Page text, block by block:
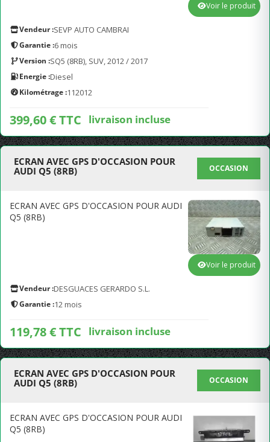
Vendeur :SEVP AUTO CAMBRAI
Garantie :6 mois
Version :SQ5 (8RB), SUV, 2012 / 2017
Energie :Diesel
Kilométrage :112012
399,60 € TTC livraison incluse
Voir le produit
ECRAN AVEC GPS D'OCCASION POUR
AUDI Q5 (8RB)
OCCASION
ECRAN AVEC GPS D'OCCASION POUR AUDI
Q5 (8RB)
Vendeur :DESGUACES GERARDO S.L.
Garantie :12 mois
119,78 € TTC livraison incluse
Voir le produit
ECRAN AVEC GPS D'OCCASION POUR
AUDI Q5 (8RB)
OCCASION
ECRAN AVEC GPS D'OCCASION POUR AUDI
Q5 (8RB)